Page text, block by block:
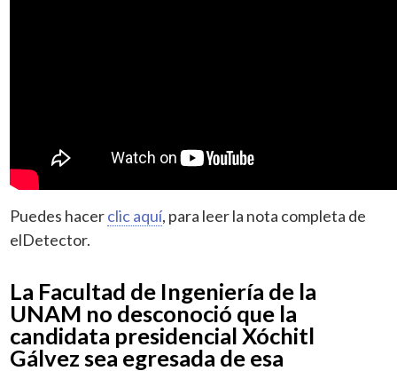
Puedes hacerclic aquí, para leer la nota completa de
elDetector.
La Facultad de Ingeniería de la
UNAM no desconoció que la
candidata presidencial Xóchitl
Gálvez sea egresada de esa